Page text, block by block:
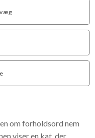
om forholdsord nem
viser en kat, der